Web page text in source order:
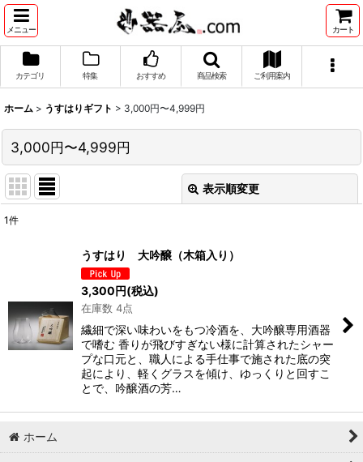
メニュー カート
カテゴリ 特集 おすすめ 商品検索 ご利用案内
ホーム > うすはりギフト > 3,000円〜4,999円
3,000円〜4,999円
表示順変更
絞り込む
1件
うすはり 大吟醸（木箱入り）
3,300円(税込)
在庫数 4点
繊細で深い味わいをもつ冷酒を、大吟醸専用酒器
で嗜む 香りが飛びすぎない様に計算されたシャー
プな口元と、職人による手仕事で施された底の突
起により、軽くグラスを傾け、ゆっくりと回すこ
とで、吟醸酒の芳…
ホーム